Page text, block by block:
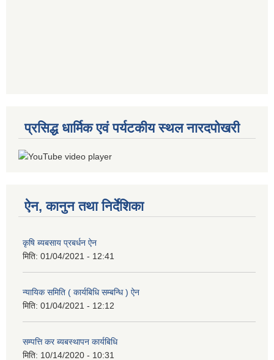
प्रसिद्ध धार्मिक एवं पर्यटकीय स्थल नारदपोखरी
ऐन, कानुन तथा निर्देशिका
कृषि ब्यबसाय प्रबर्धन ऐन
मिति: 01/04/2021 - 12:41
न्यायिक समिति ( कार्यबिधि सम्बन्धि ) ऐन
मिति: 01/04/2021 - 12:12
सम्पत्ति कर ब्यबस्थापन कार्यबिधि
मिति: 10/14/2020 - 10:31